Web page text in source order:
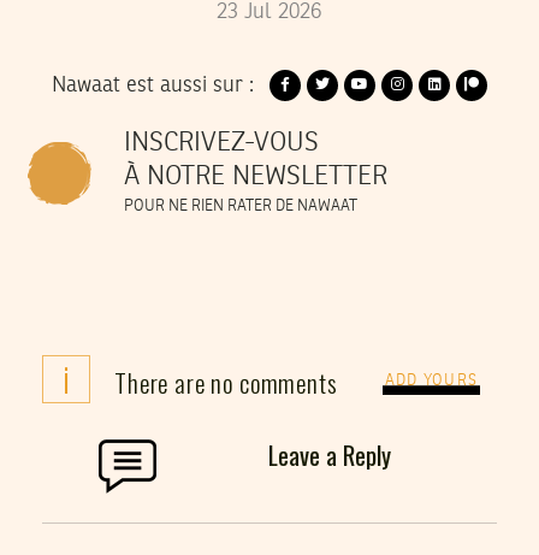
23 Jul 2026
Nawaat est aussi sur :
INSCRIVEZ-VOUS
À NOTRE NEWSLETTER
POUR NE RIEN RATER DE NAWAAT
i There are no comments ADD YOURS
Leave a Reply